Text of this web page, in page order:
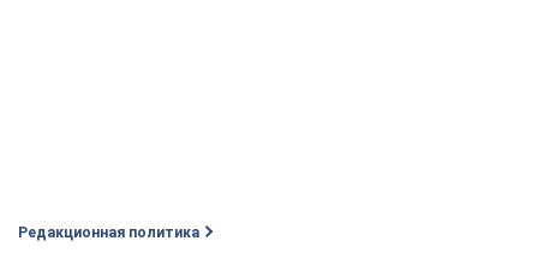
Редакционная политика